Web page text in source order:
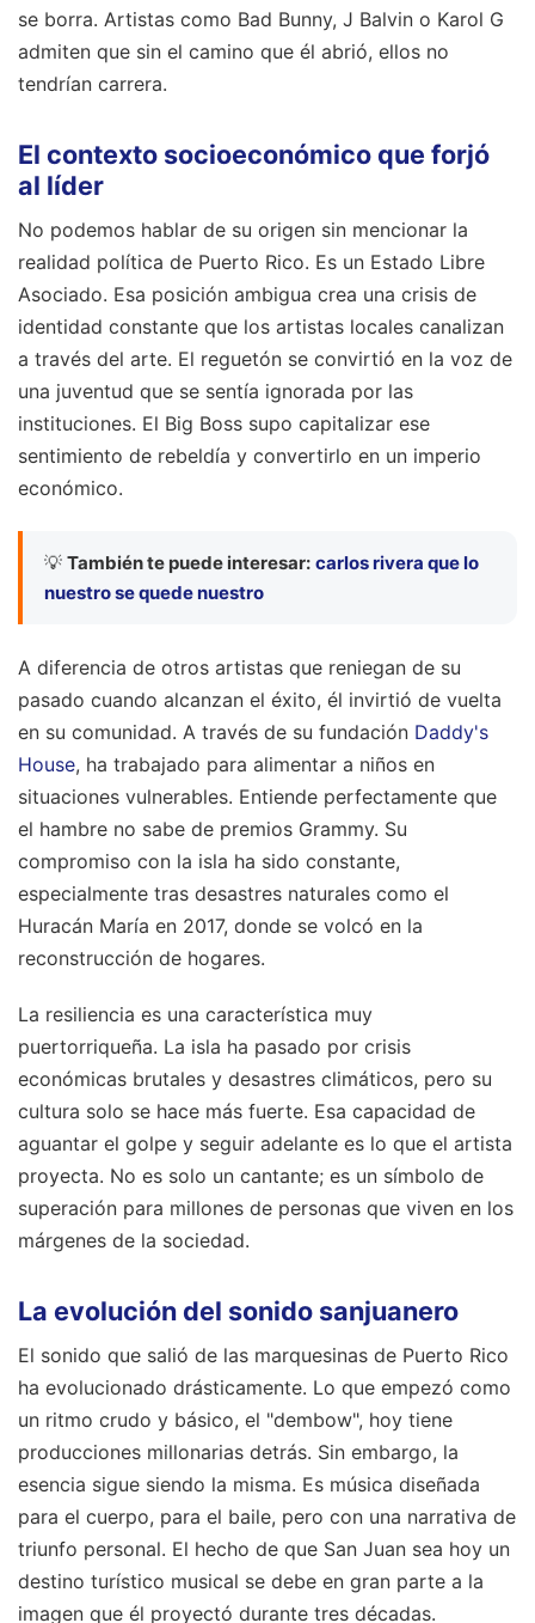
se borra. Artistas como Bad Bunny, J Balvin o Karol G
admiten que sin el camino que él abrió, ellos no
tendrían carrera.
El contexto socioeconómico que forjó
al líder
No podemos hablar de su origen sin mencionar la
realidad política de Puerto Rico. Es un Estado Libre
Asociado. Esa posición ambigua crea una crisis de
identidad constante que los artistas locales canalizan
a través del arte. El reguetón se convirtió en la voz de
una juventud que se sentía ignorada por las
instituciones. El Big Boss supo capitalizar ese
sentimiento de rebeldía y convertirlo en un imperio
económico.
💡 También te puede interesar: carlos rivera que lo
nuestro se quede nuestro
A diferencia de otros artistas que reniegan de su
pasado cuando alcanzan el éxito, él invirtió de vuelta
en su comunidad. A través de su fundación Daddy's
House, ha trabajado para alimentar a niños en
situaciones vulnerables. Entiende perfectamente que
el hambre no sabe de premios Grammy. Su
compromiso con la isla ha sido constante,
especialmente tras desastres naturales como el
Huracán María en 2017, donde se volcó en la
reconstrucción de hogares.
La resiliencia es una característica muy
puertorriqueña. La isla ha pasado por crisis
económicas brutales y desastres climáticos, pero su
cultura solo se hace más fuerte. Esa capacidad de
aguantar el golpe y seguir adelante es lo que el artista
proyecta. No es solo un cantante; es un símbolo de
superación para millones de personas que viven en los
márgenes de la sociedad.
La evolución del sonido sanjuanero
El sonido que salió de las marquesinas de Puerto Rico
ha evolucionado drásticamente. Lo que empezó como
un ritmo crudo y básico, el "dembow", hoy tiene
producciones millonarias detrás. Sin embargo, la
esencia sigue siendo la misma. Es música diseñada
para el cuerpo, para el baile, pero con una narrativa de
triunfo personal. El hecho de que San Juan sea hoy un
destino turístico musical se debe en gran parte a la
imagen que él proyectó durante tres décadas.